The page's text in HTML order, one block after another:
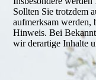
Sollten Sie trotzdem
aufmerksam werden,
Hinweis. Bei
wir derartige Inhalte